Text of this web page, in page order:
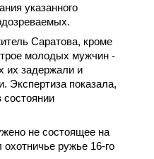
указанного
Саратова, кроме
молодых мужчин -
их задержали и
Экспертиза показала,
состоянии
не состоящее на
охотничье ружье 16-го